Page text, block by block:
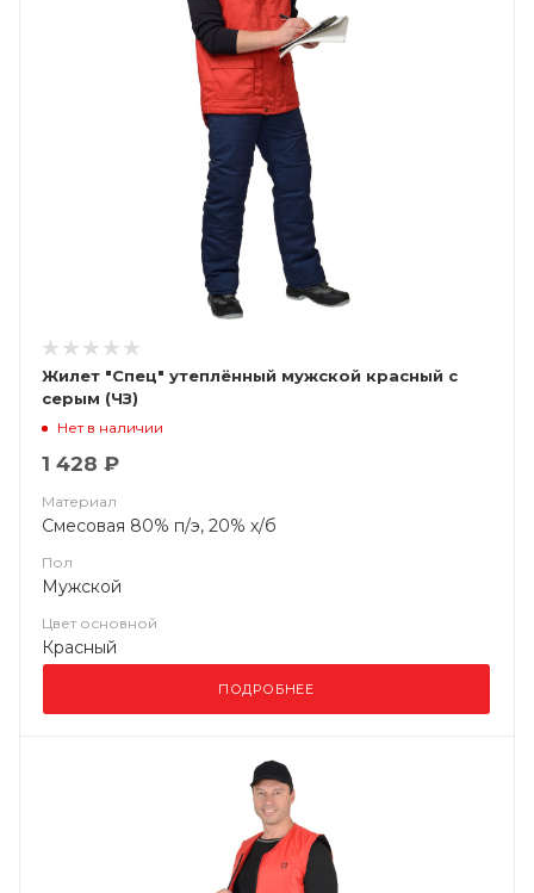
Жилет "Спец" утеплённый мужской красный с
серым (ЧЗ)
Нет в наличии
1 428 ₽
Материал
Смесовая 80% п/э, 20% х/б
Пол
Мужской
Цвет основной
Красный
ПОДРОБНЕЕ